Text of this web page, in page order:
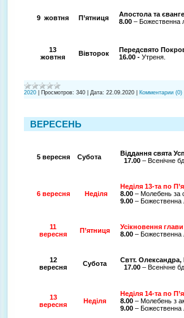
9 жовтня П’ятниця
Апостола та
8.00 – Божественна
13
жовтня
Вівторок
Передсвято
16.00 - Утреня.
2020 Просмотров: 340 Дата: 22.09.2020 Комментарии (0)
ВЕРЕСЕНЬ
5 вересня Субота
Віддання свята
17.00 – Всенічне
6 вересня Неділя
Неділя 13-та по
8.00 – Молебень за
9.00 – Божественна
11
вересня
П’ятниця
Усікновення
8.00 – Божественна
12
вересня
Субота
Свтт.
17.00 – Всенічне
13
вересня
Неділя
Неділя 14-та по
8.00 – Молебень з
9.00 – Божественна